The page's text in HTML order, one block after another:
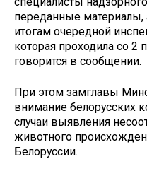
переданные материалы,
итогам очередной
которая проходила со 2
говорится в сообщении.
При этом замглавы
внимание белорусских
случаи выявления
животного
Белоруссии.